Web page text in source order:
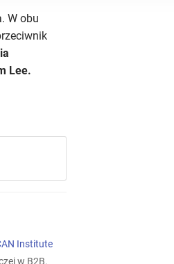
W obu
Lee.
Institute
w B2B.